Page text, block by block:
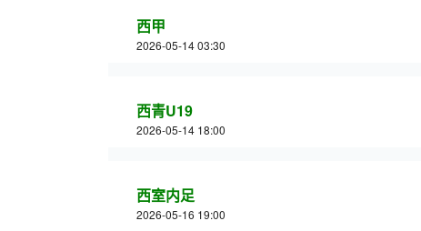
西甲
2026-05-14 03:30
西青U19
2026-05-14 18:00
西室内足
2026-05-16 19:00